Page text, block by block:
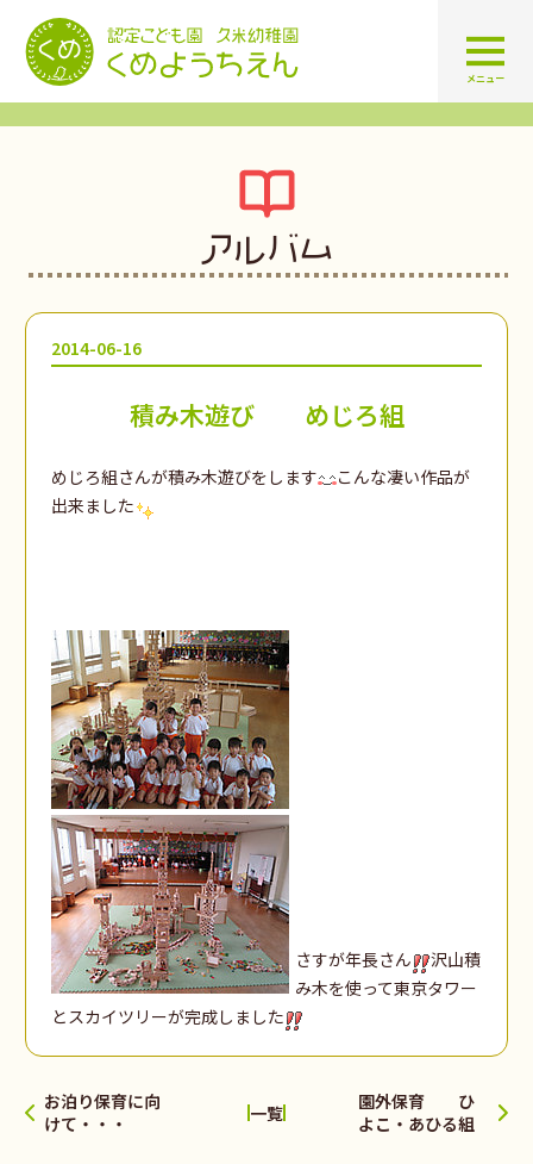
認定こども園 学校法人久米幼
メニュー
アルバム
2014-06-16
積み木遊び めじろ組
めじろ組さんが積み木遊びをします
こんな凄い作品が
出来ました
さすが年長さん
沢山積
み木を使って東京タワー
とスカイツリーが完成しました
お泊り保育に向
けて・・・
一覧
園外保育 ひ
よこ・あひる組